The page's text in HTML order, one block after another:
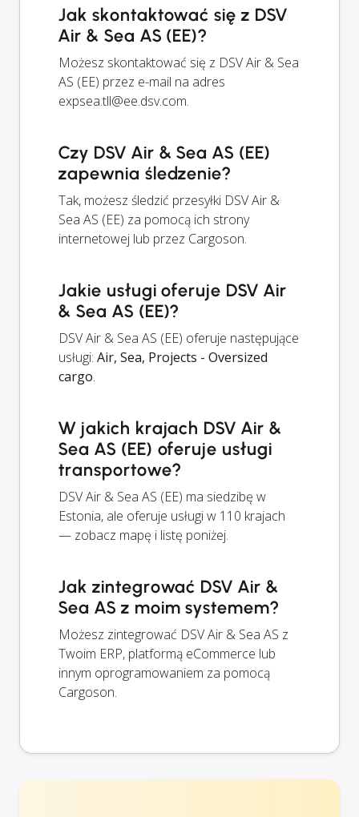
Jak skontaktować się z DSV
Air & Sea AS (EE)?
Możesz skontaktować się z DSV Air & Sea
AS (EE) przez e-mail na adres
expsea.tll@ee.dsv.com.
Czy DSV Air & Sea AS (EE)
zapewnia śledzenie?
Tak, możesz śledzić przesyłki DSV Air &
Sea AS (EE) za pomocą ich strony
internetowej lub przez Cargoson.
Jakie usługi oferuje DSV Air
& Sea AS (EE)?
DSV Air & Sea AS (EE) oferuje następujące
usługi: Air, Sea, Projects - Oversized
cargo.
W jakich krajach DSV Air &
Sea AS (EE) oferuje usługi
transportowe?
DSV Air & Sea AS (EE) ma siedzibę w
Estonia, ale oferuje usługi w 110 krajach
— zobacz mapę i listę poniżej.
Jak zintegrować DSV Air &
Sea AS z moim systemem?
Możesz zintegrować DSV Air & Sea AS z
Twoim ERP, platformą eCommerce lub
innym oprogramowaniem za pomocą
Cargoson.